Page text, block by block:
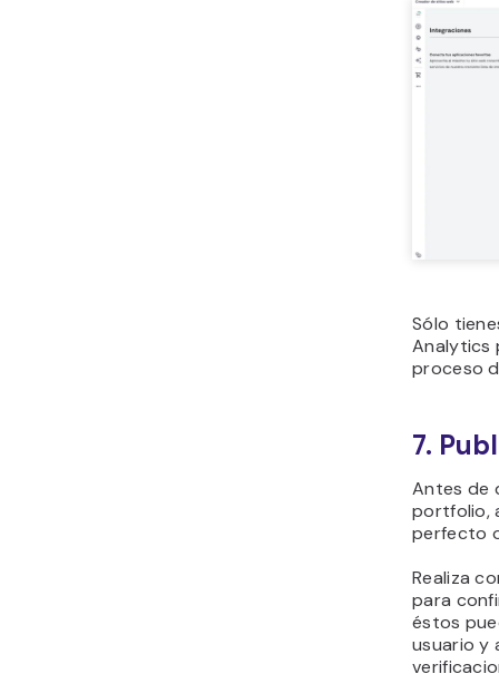
Sólo
Analytics
proceso
7.
Antes de
portfolio,
perfecto
Realiza
para
éstos
usuario y